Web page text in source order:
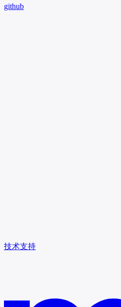
github
技术支持